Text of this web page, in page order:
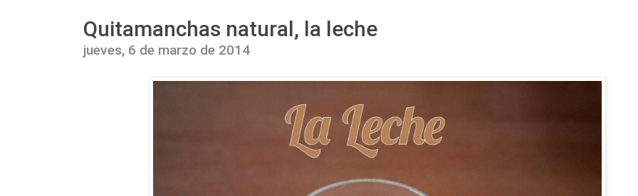
Quitamanchas natural, la leche
jueves, 6 de marzo de 2014